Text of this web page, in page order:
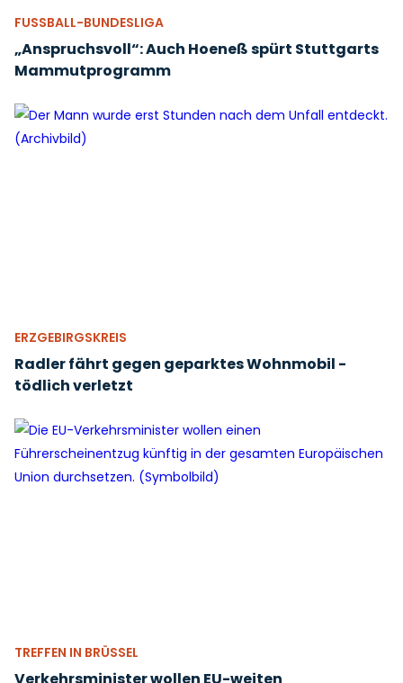
FUSSBALL-BUNDESLIGA
„Anspruchsvoll“: Auch Hoeneß spürt Stuttgarts
Mammutprogramm
ERZGEBIRGSKREIS
Radler fährt gegen geparktes Wohnmobil -
tödlich verletzt
TREFFEN IN BRÜSSEL